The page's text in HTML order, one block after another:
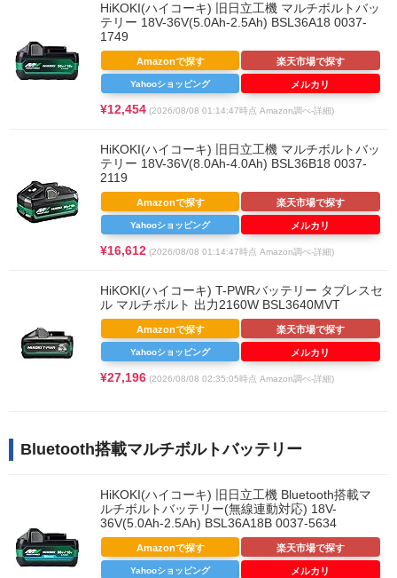
HiKOKI(ハイコーキ) 旧日立工機 マルチボルトバッ
テリー 18V-36V(5.0Ah-2.5Ah) BSL36A18 0037-
1749
¥12,454 (2026/08/08 01:14:47時点 Amazon調べ-詳細)
Amazonで探す 楽天市場で探す
Yahooショッピング メルカリ
HiKOKI(ハイコーキ) 旧日立工機 マルチボルトバッ
テリー 18V-36V(8.0Ah-4.0Ah) BSL36B18 0037-
2119
¥16,612 (2026/08/08 01:14:47時点 Amazon調べ-詳細)
Amazonで探す 楽天市場で探す
Yahooショッピング メルカリ
HiKOKI(ハイコーキ) T-PWRバッテリー タブレスセ
ル マルチボルト 出力2160W BSL3640MVT
¥27,196 (2026/08/08 02:35:05時点 Amazon調べ-詳細)
Amazonで探す 楽天市場で探す
Yahooショッピング メルカリ
Bluetooth搭載マルチボルトバッテリー
HiKOKI(ハイコーキ) 旧日立工機 Bluetooth搭載マ
ルチボルトバッテリー(無線連動対応) 18V-
36V(5.0Ah-2.5Ah) BSL36A18B 0037-5634
Amazonで探す 楽天市場で探す
Yahooショッピング メルカリ